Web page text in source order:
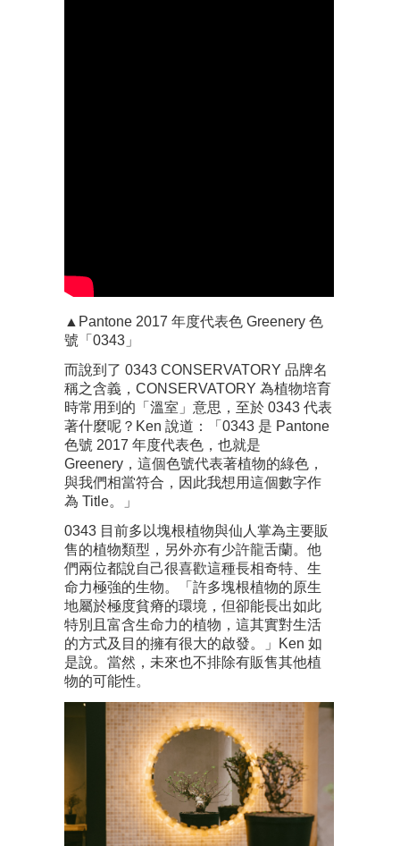
▲Pantone 2017 年度代表色 Greenery 色
號「0343」
而說到了 0343 CONSERVATORY 品牌名
稱之含義，CONSERVATORY 為植物培育
時常用到的「溫室」意思，至於 0343 代表
著什麼呢？Ken 說道：「0343 是 Pantone
色號 2017 年度代表色，也就是
Greenery，這個色號代表著植物的綠色，
與我們相當符合，因此我想用這個數字作
為 Title。」
0343 目前多以塊根植物與仙人掌為主要販
售的植物類型，另外亦有少許龍舌蘭。他
們兩位都說自己很喜歡這種長相奇特、生
命力極強的生物。「許多塊根植物的原生
地屬於極度貧瘠的環境，但卻能長出如此
特別且富含生命力的植物，這其實對生活
的方式及目的擁有很大的啟發。」Ken 如
是說。當然，未來也不排除有販售其他植
物的可能性。